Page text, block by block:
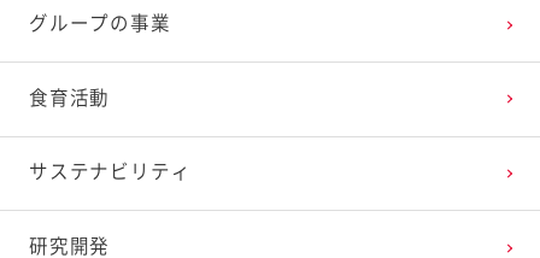
2025年2月
2025年1月
2024年3月
2024年2月
2023年4月
2023年3月
2022年5月
2022年4月
2021年6月
2021年5月
2020年7月
2020年6月
2019年8月
2019年7月
グループの事業
食育活動
サステナビリティ
研究開発